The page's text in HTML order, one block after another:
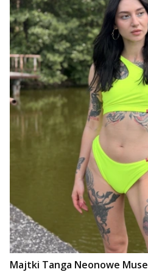
Majtki Tanga Neonowe Muse